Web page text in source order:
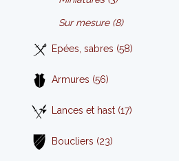
Sur mesure (8)
Epées, sabres (58)
Armures (56)
Lances et hast (17)
Boucliers (23)